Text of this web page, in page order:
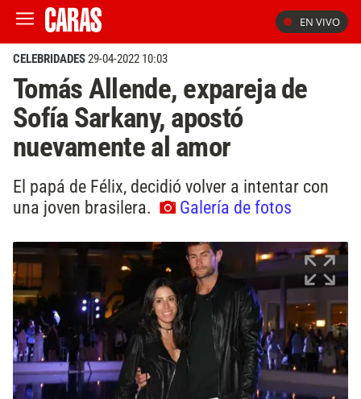
EN VIVO
CELEBRIDADES29-04-2022 10:03
Tomás Allende, expareja de
Sofía Sarkany, apostó
nuevamente al amor
El papá de Félix, decidió volver a intentar con
una joven brasilera.
Galería de fotos